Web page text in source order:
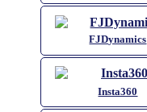
FJDynamics
Insta360